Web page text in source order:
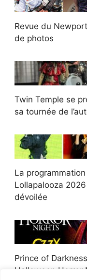
Revue du
de photos
Twin Temple se
sa tournée de
La
Lollapalooza
dévoilée
Prince of
Halloween Horror